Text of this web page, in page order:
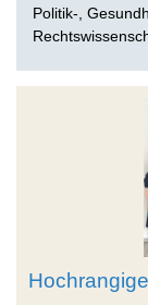
Politik-,